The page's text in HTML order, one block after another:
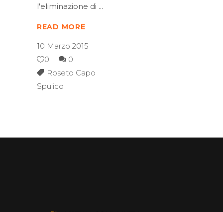
l'eliminazione di
READ MORE
10 Marzo 2015
0
0
Roseto Capo
Spulico